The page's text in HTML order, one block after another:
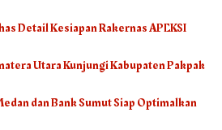
Detail Kesiapan Rakernas APEKSI
Utara Kunjungi Kabupaten Pakpak
dan Bank Sumut Siap Optimalkan